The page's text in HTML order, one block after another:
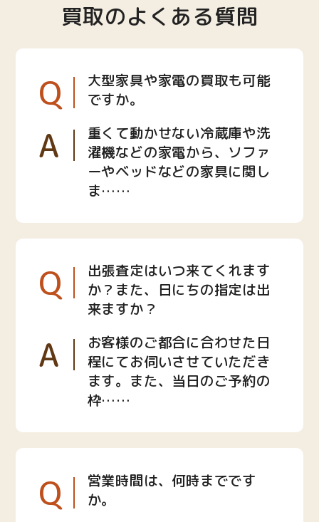
買取のよくある質問
Q
大型家具や家電の買取も可能
ですか。
A
重くて動かせない冷蔵庫や洗
濯機などの家電から、ソファ
ーやベッドなどの家具に関し
ま……
Q
出張査定はいつ来てくれます
か？また、日にちの指定は出
来ますか？
A
お客様のご都合に合わせた日
程にてお伺いさせていただき
ます。また、当日のご予約の
枠……
Q
営業時間は、何時までです
か。